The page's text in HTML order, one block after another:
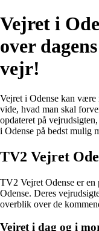
Vejret i
over
vejr!
Vejret i Odense kan
vide, hvad man skal
opdateret på
i Odense på bedst mulig
TV2 Vejret
TV2 Vejret Odense er
Odense. Deres
overblik over de
Vejret i dag og i